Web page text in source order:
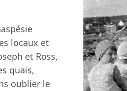
locaux et
et Ross,
quais,
oublier le